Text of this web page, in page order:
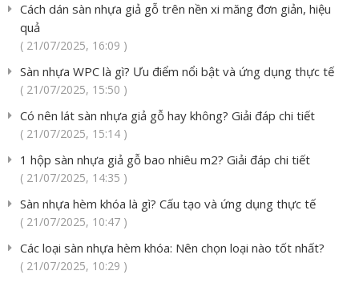
Cách dán sàn nhựa giả gỗ trên nền xi măng đơn giản, hiệu
quả
( 21/07/2025, 16:09 )
Sàn nhựa WPC là gì? Ưu điểm nổi bật và ứng dụng thực tế
( 21/07/2025, 15:50 )
Có nên lát sàn nhựa giả gỗ hay không? Giải đáp chi tiết
( 21/07/2025, 15:14 )
1 hộp sàn nhựa giả gỗ bao nhiêu m2? Giải đáp chi tiết
( 21/07/2025, 14:35 )
Sàn nhựa hèm khóa là gì? Cấu tạo và ứng dụng thực tế
( 21/07/2025, 10:47 )
Các loại sàn nhựa hèm khóa: Nên chọn loại nào tốt nhất?
( 21/07/2025, 10:29 )